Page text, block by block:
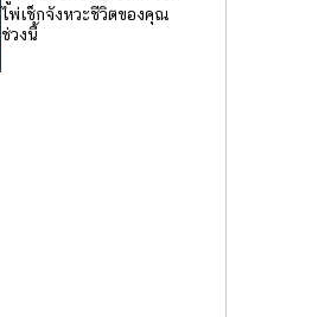
ไพ่เช็กจังหวะชีวิตของคุณ
ช่วงนี้